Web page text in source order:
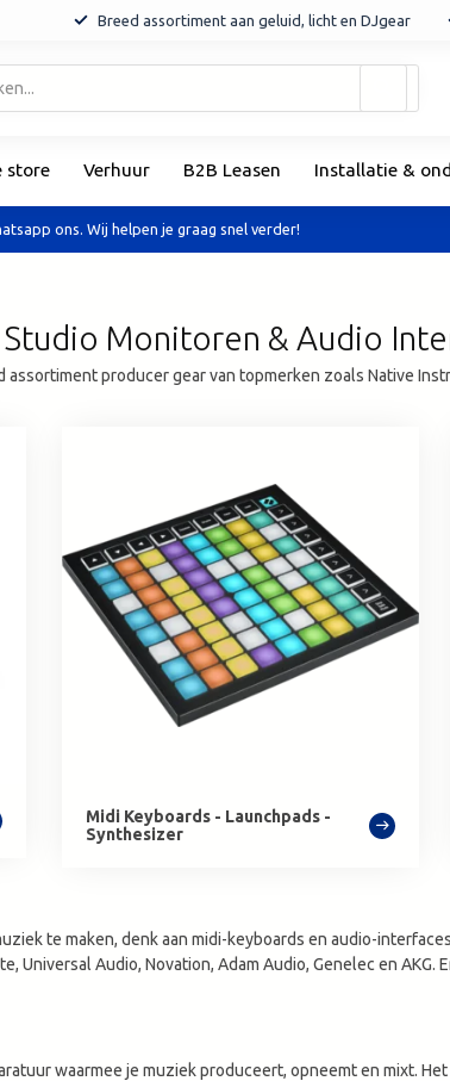
Breed assortiment aan geluid, licht en DJgear
en
een
te
Als
store Verhuur B2B Leasen Installatie &
ons. Wij helpen je graag snel verder!
Monitoren & Audio
producer gear van topmerken zoals Native
Midi Keyboards - Launchpads -
Synthesizer
te maken, denk aan midi-keyboards en audio-
Universal Audio, Novation, Adam Audio, Genelec en
waarmee je muziek produceert, opneemt en mixt.